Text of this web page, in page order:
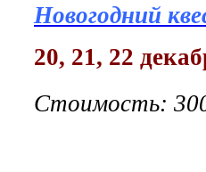
Новогодний
20, 21, 22
Стоимость: